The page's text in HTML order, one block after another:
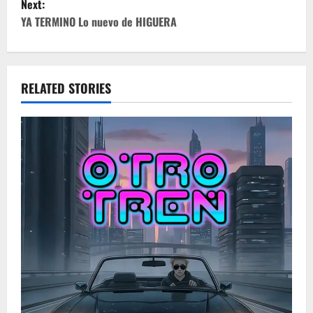
t
n
a
v
i
o
Next:
YA TERMINO Lo nuevo de HIGUERA
RELATED STORIES